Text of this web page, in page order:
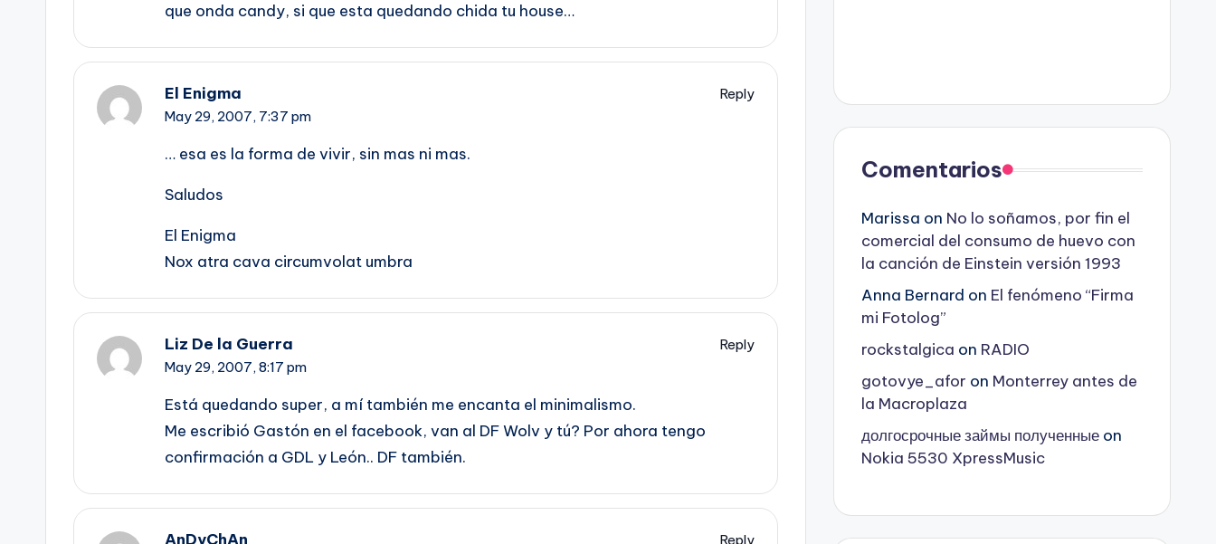
que onda candy, si que esta quedando chida tu house…
El Enigma
Reply
May 29, 2007, 7:37 pm
… esa es la forma de vivir, sin mas ni mas.
Saludos
El Enigma
Nox atra cava circumvolat umbra
Liz De la Guerra
Reply
May 29, 2007, 8:17 pm
Está quedando super, a mí­ también me encanta el minimalismo.
Me escribió Gastón en el facebook, van al DF Wolv y tú? Por ahora tengo
confirmación a GDL y León.. DF también.
AnDyChAn Reply
Comentarios
Marissa on No lo soñamos, por fin el
comercial del consumo de huevo con
la canción de Einstein versión 1993
Anna Bernard on El fenómeno “Firma
mi Fotolog”
rockstalgica on RADIO
gotovye_afor on Monterrey antes de
la Macroplaza
долгосрочные займы полученныеon
Nokia 5530 XpressMusic